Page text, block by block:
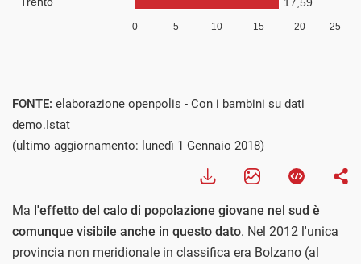
FONTE: elaborazione openpolis - Con i bambini su dati
demo.Istat
(ultimo aggiornamento: lunedì 1 Gennaio 2018)
Ma l'effetto del calo di popolazione giovane nel sud è
comunque visibile anche in questo dato. Nel 2012 l'unica
provincia non meridionale in classifica era Bolzano (al